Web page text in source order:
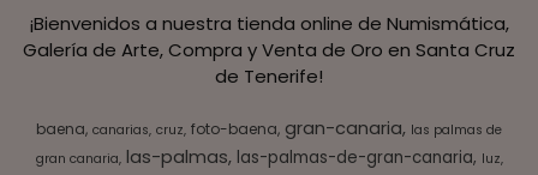
¡Bienvenidos a nuestra tienda online de Numismática,
Galería de Arte, Compra y Venta de Oro en Santa Cruz
de Tenerife!
baena canarias cruz foto-baena gran-canaria las palmas de
gran canaria las-palmas las-palmas-de-gran-canaria luz